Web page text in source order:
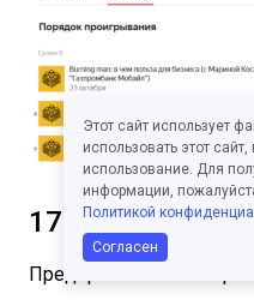
17. «Практика
Предприниматель
Этот сайт использует
использовать этот
использование. Для
информации,
Политикой
Согласен